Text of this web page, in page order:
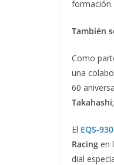
formación.
También
Como
una
60
Takahashi
El EQS-
Racing en
dial